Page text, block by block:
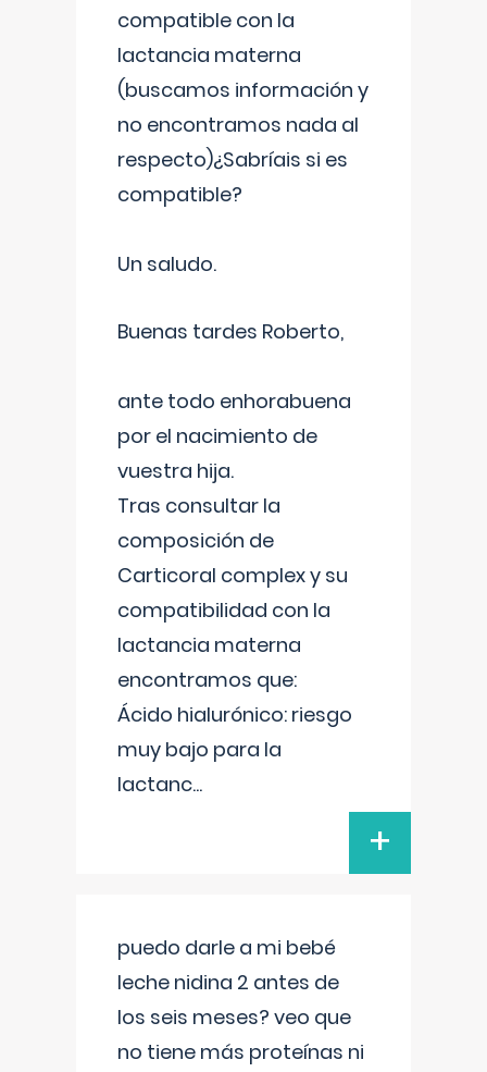
compatible con la
lactancia materna
(buscamos información y
no encontramos nada al
respecto)¿Sabríais si es
compatible?
Un saludo.
Buenas tardes Roberto,
ante todo enhorabuena
por el nacimiento de
vuestra hija.
Tras consultar la
composición de
Carticoral complex y su
compatibilidad con la
lactancia materna
encontramos que:
Ácido hialurónico: riesgo
muy bajo para la
lactanc...
+
puedo darle a mi bebé
leche nidina 2 antes de
los seis meses? veo que
no tiene más proteínas ni